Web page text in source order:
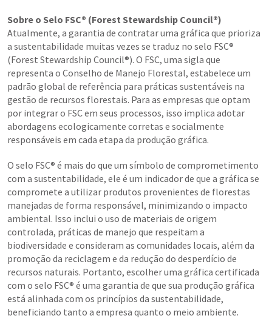
Sobre o Selo FSC® (Forest Stewardship Council®)
Atualmente, a garantia de contratar uma gráfica que prioriza
a sustentabilidade muitas vezes se traduz no selo FSC®
(Forest Stewardship Council®). O FSC, uma sigla que
representa o Conselho de Manejo Florestal, estabelece um
padrão global de referência para práticas sustentáveis na
gestão de recursos florestais. Para as empresas que optam
por integrar o FSC em seus processos, isso implica adotar
abordagens ecologicamente corretas e socialmente
responsáveis em cada etapa da produção gráfica.
O selo FSC® é mais do que um símbolo de comprometimento
com a sustentabilidade, ele é um indicador de que a gráfica se
compromete a utilizar produtos provenientes de florestas
manejadas de forma responsável, minimizando o impacto
ambiental. Isso inclui o uso de materiais de origem
controlada, práticas de manejo que respeitam a
biodiversidade e consideram as comunidades locais, além da
promoção da reciclagem e da redução do desperdício de
recursos naturais. Portanto, escolher uma gráfica certificada
com o selo FSC® é uma garantia de que sua produção gráfica
está alinhada com os princípios da sustentabilidade,
beneficiando tanto a empresa quanto o meio ambiente.